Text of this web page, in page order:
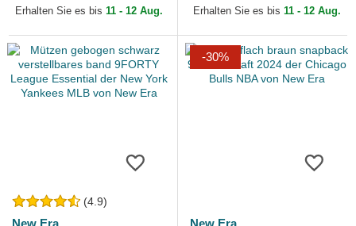
Raptors NBA von New Era
Erhalten Sie es bis 11 - 12 Aug.
der New York Yankees MLB
Erhalten Sie es bis 11 - 12 Aug.
(4.9)
-30%